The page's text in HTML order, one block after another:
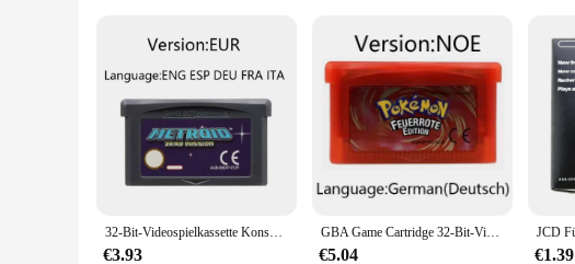
32-Bit-Videospielkassette Konsolen karte Metro id Serie gba Spiel Fusion Zero Mission für gba/nds/usa/eur Version
€3.93
GBA Game Cartridge 32-Bit-Videospielkonsolenkarte Pokemon Smaragd – Feuerrote Rubin – glänzendes Etikett in deutsche Sprache
€5.04 €1.39